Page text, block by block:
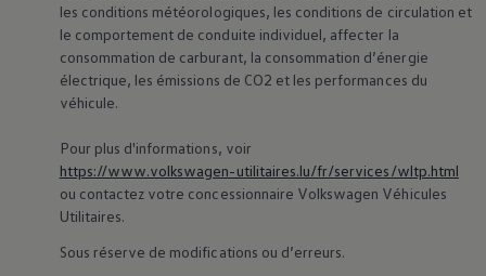
les conditions météorologiques, les conditions de circulation et
le comportement de conduite individuel, affecter la
consommation de carburant, la consommation d’énergie
électrique, les émissions de CO2 et les performances du
véhicule.
Pour plus d'informations, voir
https://www.volkswagen-utilitaires.lu/fr/services/wltp.html
ou contactez votre concessionnaire Volkswagen Véhicules
Utilitaires.
Sous réserve de modifications ou d’erreurs.